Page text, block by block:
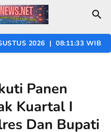
2026 | 08:11:34 WIB
Panen
Kuartal I
Dan Bupati